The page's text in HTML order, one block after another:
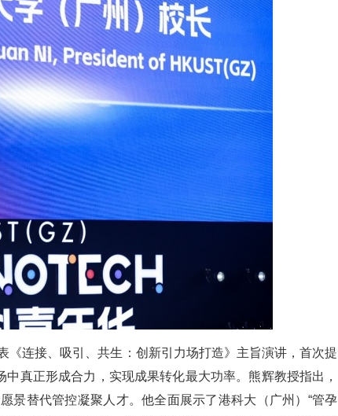
连接、吸引、共生：创新引力场打造》主旨演讲，首次提
真正形成合力，实现成果转化最大功率。熊辉教授指出，
景替代管控凝聚人才。他全面展示了港科大（广州）“管孕